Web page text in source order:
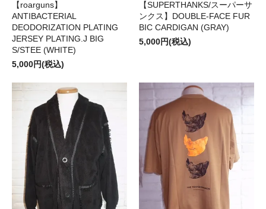
【roarguns】
ANTIBACTERIAL
DEODORIZATION PLATING
JERSEY PLATING.J BIG
S/STEE (WHITE)
5,000円(税込)
【SUPERTHANKS/スーパーサ
ンクス】DOUBLE-FACE FUR
BIC CARDIGAN (GRAY)
5,000円(税込)